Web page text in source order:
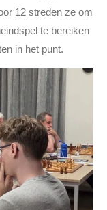
12 streden ze om
te bereiken
in het punt.